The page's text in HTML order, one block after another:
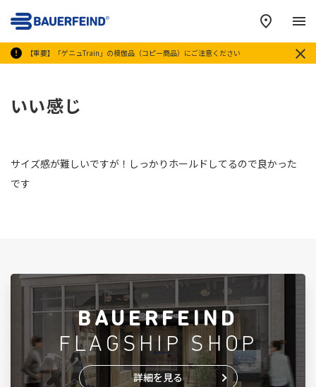
【重要】「ゲニュTrain」の模倣品（コピー商品）にご注意ください
メ
いい感じ
サイズ感が難しいですが！しっかりホールドしてるので良かった
です
BAUERFEIND
FLAGSHIP SHOP
詳細を見る